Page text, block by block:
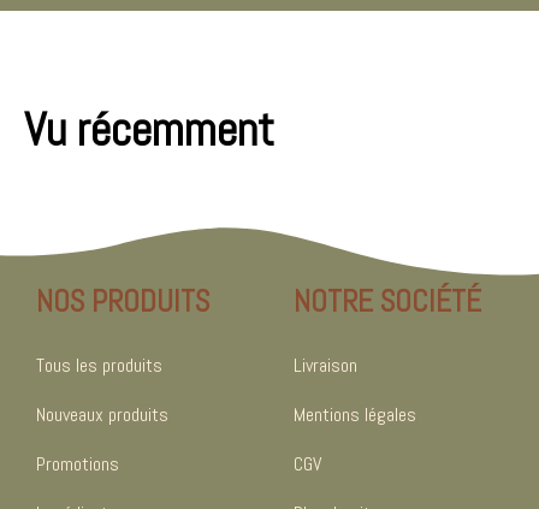
Vu récemment
NOS PRODUITS
Tous les produits
Nouveaux produits
Promotions
NOTRE SOCIÉTÉ
Livraison
Mentions légales
CGV